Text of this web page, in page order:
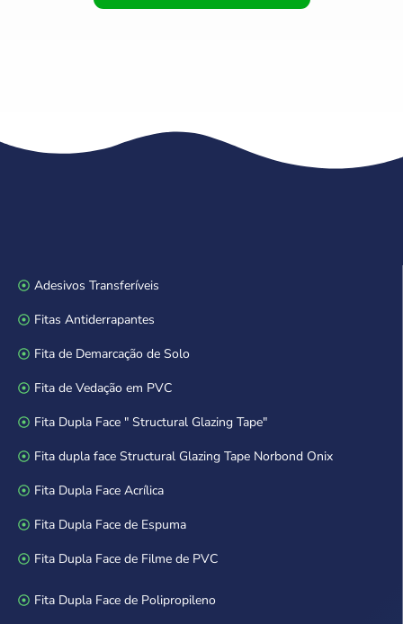
Adesivos Transferíveis
Fitas Antiderrapantes
Fita de Demarcação de Solo
Fita de Vedação em PVC
Fita Dupla Face " Structural Glazing Tape"
Fita dupla face Structural Glazing Tape Norbond Onix
Fita Dupla Face Acrílica
Fita Dupla Face de Espuma
Fita Dupla Face de Filme de PVC
Fita Dupla Face de Polipropileno